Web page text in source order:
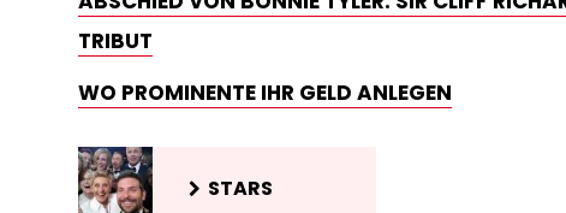
TRIBUT
WO PROMINENTE IHR GELD ANLEGEN
STARS